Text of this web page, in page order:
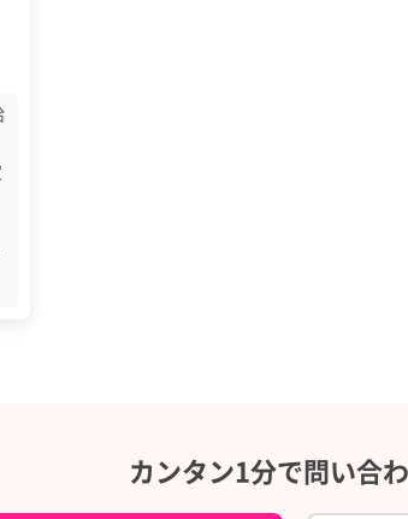
カンタン1分で問い合